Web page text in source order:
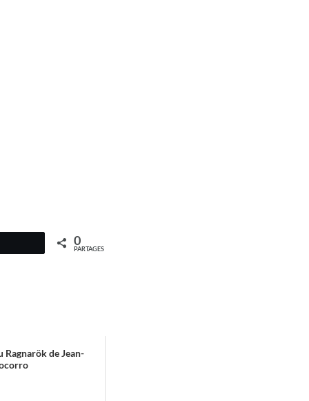
0
PARTAGES
Ragnarök de Jean-